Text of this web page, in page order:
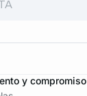
y compromiso